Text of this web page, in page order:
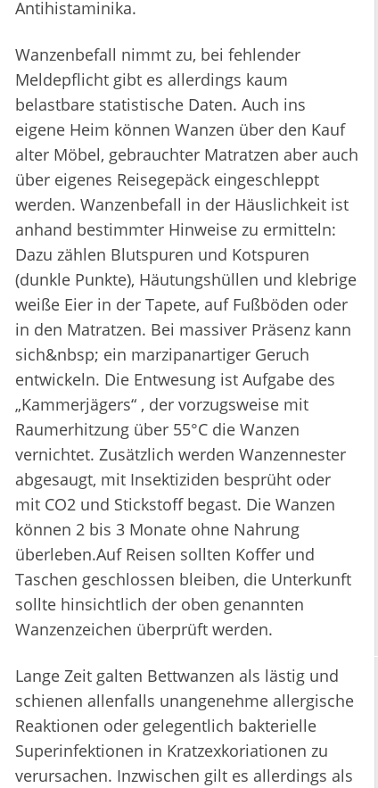
Antihistaminika.
Wanzenbefall nimmt zu, bei fehlender
Meldepflicht gibt es allerdings kaum
belastbare statistische Daten. Auch ins
eigene Heim können Wanzen über den Kauf
alter Möbel, gebrauchter Matratzen aber auch
über eigenes Reisegepäck eingeschleppt
werden. Wanzenbefall in der Häuslichkeit ist
anhand bestimmter Hinweise zu ermitteln:
Dazu zählen Blutspuren und Kotspuren
(dunkle Punkte), Häutungshüllen und klebrige
weiße Eier in der Tapete, auf Fußböden oder
in den Matratzen. Bei massiver Präsenz kann
sich&nbsp; ein marzipanartiger Geruch
entwickeln. Die Entwesung ist Aufgabe des
„Kammerjägers“ , der vorzugsweise mit
Raumerhitzung über 55°C die Wanzen
vernichtet. Zusätzlich werden Wanzennester
abgesaugt, mit Insektiziden besprüht oder
mit CO2 und Stickstoff begast. Die Wanzen
können 2 bis 3 Monate ohne Nahrung
überleben.Auf Reisen sollten Koffer und
Taschen geschlossen bleiben, die Unterkunft
sollte hinsichtlich der oben genannten
Wanzenzeichen überprüft werden.
Lange Zeit galten Bettwanzen als lästig und
schienen allenfalls unangenehme allergische
Reaktionen oder gelegentlich bakterielle
Superinfektionen in Kratzexkoriationen zu
verursachen. Inzwischen gilt es allerdings als